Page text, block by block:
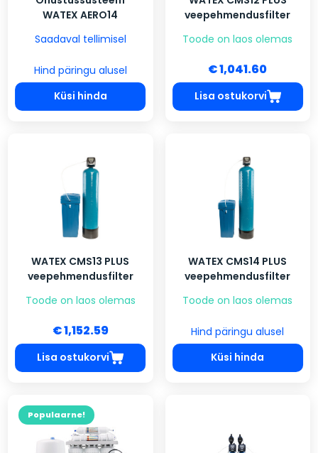
WATEX AERO14
Saadaval tellimisel
Hind päringu alusel
Küsi hinda
veepehmendusfilter
Toode on laos olemas
€ 1,041.60
Lisa ostukorvi
WATEX CMS13 PLUS
veepehmendusfilter
Toode on laos olemas
€ 1,152.59
Lisa ostukorvi
WATEX CMS14 PLUS
veepehmendusfilter
Toode on laos olemas
Hind päringu alusel
Küsi hinda
Populaarne!